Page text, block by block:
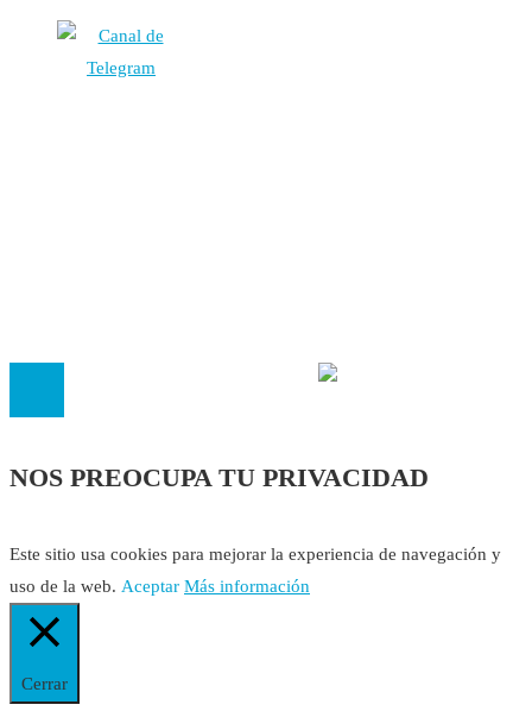
NOS PREOCUPA TU PRIVACIDAD
Este sitio usa cookies para mejorar la experiencia de navegación y
uso de la web. Aceptar Más información
Cerrar